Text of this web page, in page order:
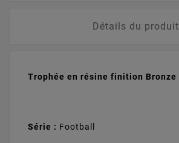
Détails du produit
Trophée en résine finition Bronze
Série : Football